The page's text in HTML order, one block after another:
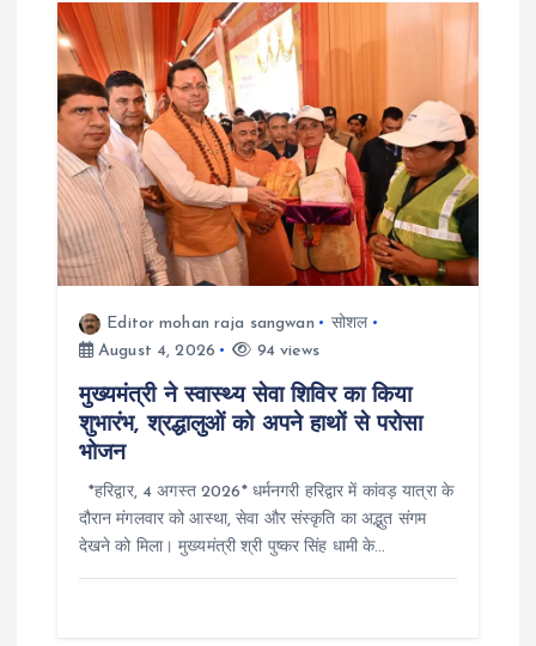
Editor mohan raja sangwan
सोशल
August 4, 2026
94 views
मुख्यमंत्री ने स्वास्थ्य सेवा शिविर का किया
शुभारंभ, श्रद्धालुओं को अपने हाथों से परोसा
भोजन
*हरिद्वार, 4 अगस्त 2026* धर्मनगरी हरिद्वार में कांवड़ यात्रा के
दौरान मंगलवार को आस्था, सेवा और संस्कृति का अद्भुत संगम
देखने को मिला। मुख्यमंत्री श्री पुष्कर सिंह धामी के…